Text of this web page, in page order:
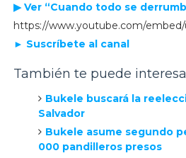
▶ Ver “Cuando todo se
https://www.youtube.com/
► Suscríbete al canal
También te puede
Bukele buscará la
Salvador
Bukele asume segundo
000 pandilleros presos